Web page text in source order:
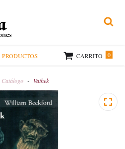
PRODUCTOS CARRITO 0
Catálogo - Vathek